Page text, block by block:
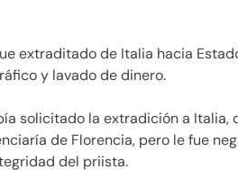
extraditado de Italia hacia
y lavado de dinero.
solicitado la extradición a Italia,
de Florencia, pero le fue
del priista.